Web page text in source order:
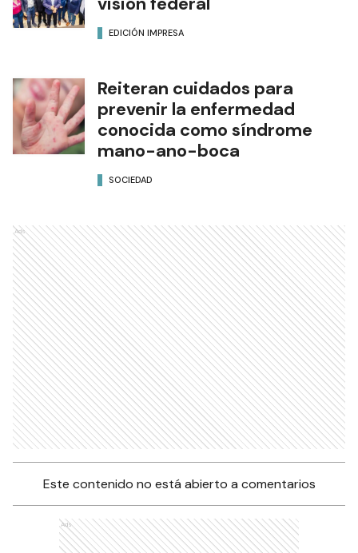
EDICIÓN IMPRESA
Reiteran cuidados para
prevenir la enfermedad
conocida como síndrome
mano-ano-boca
SOCIEDAD
Ads
Este contenido no está abierto a comentarios
Ads